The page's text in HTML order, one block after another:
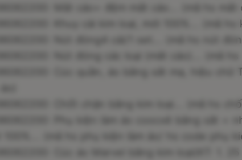
Mắt cáo+ đệm mắt cáo... (mã hs
Khuy cài kim loại, mới 100%... (mã
Nút đóng4 cái/1 set... (mã hs nút
Cúc quần, áo bằng sắt mạ, hiệu
Chốt chặn bằng kim loại... (mã hs
Phụ kiện làm áo coocxê bằng sắt +
100%... (mã hs phụ kiện làm áo/ hs code phụ